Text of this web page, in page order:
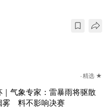
精选 ★
｜气象专家：雷暴雨将驱散
雾 料不影响决赛